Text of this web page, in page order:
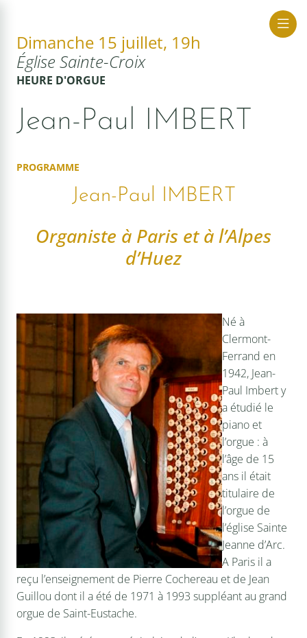
Sacrée
Dimanche 15 juillet, 19h
Église Sainte-Croix
HEURE D'ORGUE
Jean-Paul IMBERT
PROGRAMME
Jean-Paul IMBERT
Organiste à Paris et à l’Alpes
d’Huez
Né à
Clermont-
Ferrand en
1942, Jean-
Paul Imbert y
a étudié le
piano et
l’orgue : à
l’âge de 15
ans il était
titulaire de
l’orgue de
l’église Sainte
Jeanne d’Arc.
A Paris il a
reçu l’enseignement de Pierre Cochereau et de Jean
Guillou dont il a été de 1971 à 1993 suppléant au grand
orgue de Saint-Eustache.